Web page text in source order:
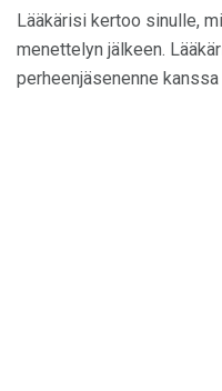
Lääkärisi kertoo sinulle,
menettelyn jälkeen.
perheenjäsenenne